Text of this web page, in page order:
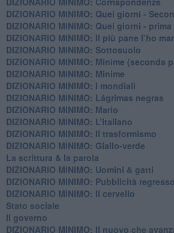
DIZIONARIO MINIMO: Quei giorni -
DIZIONARIO MINIMO: Quei giorni -
DIZIONARIO MINIMO: Il più pane l’ho
DIZIONARIO MINIMO: Sottosuolo
DIZIONARIO MINIMO: Minime (seconda
DIZIONARIO MINIMO: Minime
DIZIONARIO MINIMO: ​I mondiali
DIZIONARIO MINIMO: ​Lágrimas negras
DIZIONARIO MINIMO: Mario
DIZIONARIO MINIMO: L’italiano
DIZIONARIO MINIMO: Il trasformismo
DIZIONARIO MINIMO: Giallo-verde
La scrittura & la parola
​DIZIONARIO MINIMO: Uomini & gatti
DIZIONARIO MINIMO: ​Pubblicità regresso
DIZIONARIO MINIMO: Il cervello
Stato sociale
Il governo
DIZIONARIO MINIMO: Il nuovo che